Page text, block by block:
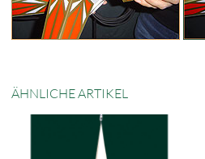
ÄHNLICHE ARTIKEL